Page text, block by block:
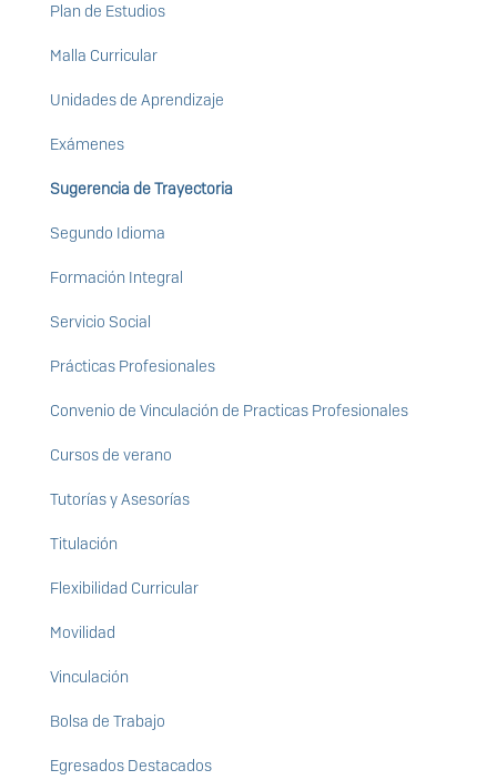
Plan de Estudios
Malla Curricular
Unidades de Aprendizaje
Exámenes
Sugerencia de Trayectoria
Segundo Idioma
Formación Integral
Servicio Social
Prácticas Profesionales
Convenio de Vinculación de Practicas Profesionales
Cursos de verano
Tutorías y Asesorías
Titulación
Flexibilidad Curricular
Movilidad
Vinculación
Bolsa de Trabajo
Egresados Destacados